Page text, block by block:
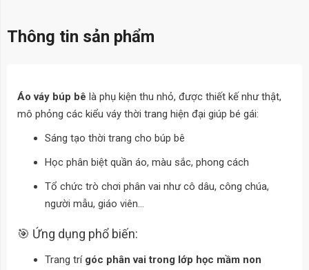
Thông tin sản phẩm
Áo váy búp bê là phụ kiện thu nhỏ, được thiết kế như thật,
mô phỏng các kiểu váy thời trang hiện đại giúp bé gái:
Sáng tạo thời trang cho búp bê
Học phân biệt quần áo, màu sắc, phong cách
Tổ chức trò chơi phân vai như cô dâu, công chúa,
người mẫu, giáo viên…
🎯 Ứng dụng phổ biến:
Trang trí góc phân vai trong lớp học mầm non